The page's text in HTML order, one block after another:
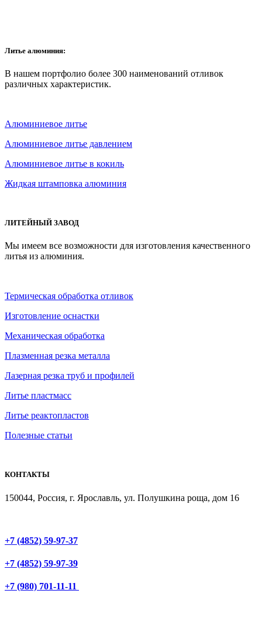
Литье алюминия:
В нашем портфолио более 300 наименований отливок
различных характеристик.
Алюминиевое литье
Алюминиевое литье давлением
Алюминиевое литье в кокиль
Жидкая штамповка алюминия
ЛИТЕЙНЫЙ ЗАВОД
Мы имеем все возможности для изготовления качественного
литья из алюминия.
Термическая обработка отливок
Изготовление оснастки
Механическая обработка
Плазменная резка металла
Лазерная резка труб и профилей
Литье пластмасс
Литье реактопластов
Полезные статьи
КОНТАКТЫ
150044, Россия, г. Ярославль, ул. Полушкина роща, дом 16
+7 (4852) 59-97-37
+7 (4852) 59-97-39
+7 (980) 701-11-11